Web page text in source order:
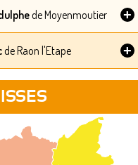
de Moyenmoutier +
de Raon l'Etape +